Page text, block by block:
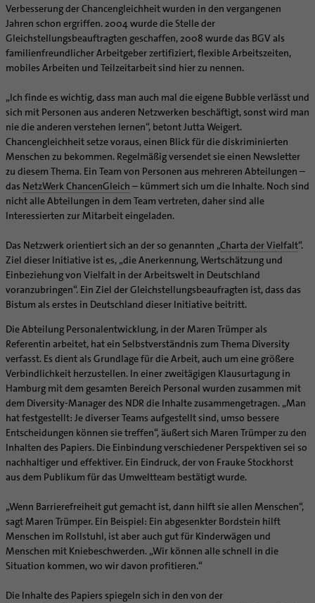
Notfall
Polizei- und Feuerwehr
Schule
Segensorte
Aufbrüche in der Kirche
Ehrenamtliche
KirchenZeitung online
Verwaltungsbeauftragte / Verwaltungsleitungen in
Verbesserung der Chancengleichheit wurden in den vergangenen
Jahren schon ergriffen. 2004 wurde die Stelle der
Gleichstellungsbeauftragten geschaffen, 2008 wurde das BGV als
familienfreundlicher Arbeitgeber zertifiziert, flexible Arbeitszeiten,
mobiles Arbeiten und Teilzeitarbeit sind hier zu nennen.
„Ich finde es wichtig, dass man auch mal die eigene Bubble verlässt und
sich mit Personen aus anderen Netzwerken beschäftigt, sonst wird man
nie die anderen verstehen lernen“, betont Jutta Weigert.
Chancengleichheit setze voraus, einen Blick für die diskriminierten
Menschen zu bekommen. Regelmäßig versendet sie einen Newsletter
zu diesem Thema. Ein Team von Personen aus mehreren Abteilungen –
das NetzWerk ChancenGleich – kümmert sich um die Inhalte. Noch sind
nicht alle Abteilungen in dem Team vertreten, daher sind alle
Interessierten zur Mitarbeit eingeladen.
Das Netzwerk orientiert sich an der so genannten „Charta der Vielfalt“.
Ziel dieser Initiative ist es, „die Anerkennung, Wertschätzung und
Einbeziehung von Vielfalt in der Arbeitswelt in Deutschland
voranzubringen“. Ein Ziel der Gleichstellungsbeaufragten ist, dass das
Bistum als erstes in Deutschland dieser Initiative beitritt.
Die Abteilung Personalentwicklung, in der Maren Trümper als
Referentin arbeitet, hat ein Selbstverständnis zum Thema Diversity
verfasst. Es dient als Grundlage für die Arbeit, auch um eine größere
Verbindlichkeit herzustellen. In einer zweitägigen Klausurtagung in
Hamburg mit dem gesamten Bereich Personal wurden zusammen mit
dem Diversity-Manager des NDR die Inhalte zusammengetragen. „Man
hat festgestellt: Je diverser Teams aufgestellt sind, umso bessere
Entscheidungen können sie treffen“, äußert sich Maren Trümper zu den
Inhalten des Papiers. Die Einbindung verschiedener Perspektiven sei so
nachhaltiger und effektiver. Ein Eindruck, der von Frauke Stockhorst
aus dem Publikum für das Umweltteam bestätigt wurde.
„Wenn Barrierefreiheit gut gemacht ist, dann hilft sie allen Menschen“,
sagt Maren Trümper. Ein Beispiel: Ein abgesenkter Bordstein hilft
Menschen im Rollstuhl, ist aber auch gut für Kinderwägen und
Menschen mit Kniebeschwerden. „Wir können alle schnell in die
Situation kommen, wo wir davon profitieren.“
Die Inhalte des Papiers spiegeln sich in den von der